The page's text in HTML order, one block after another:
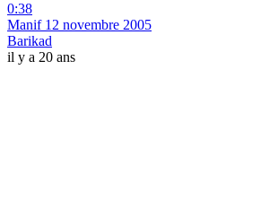
0:38
Manif 12 novembre 2005
Barikad
il y a 20 ans